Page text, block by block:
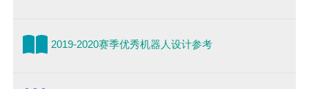
2019-2020赛季优秀机器人设计参考图书